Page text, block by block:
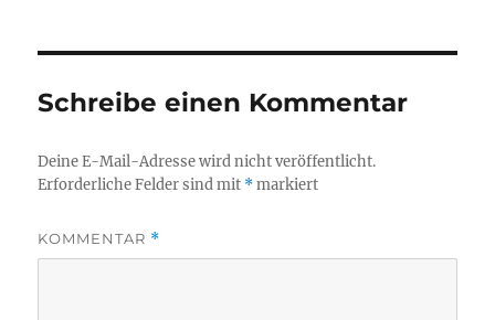
Schreibe einen Kommentar
Deine E-Mail-Adresse wird nicht veröffentlicht.
Erforderliche Felder sind mit *markiert
KOMMENTAR *